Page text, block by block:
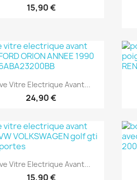
15,90 €
Aperçu rapide
Vitre Electrique Avant...
24,90 €
Aperçu rapide
Vitre Electrique Avant...
15,90 €